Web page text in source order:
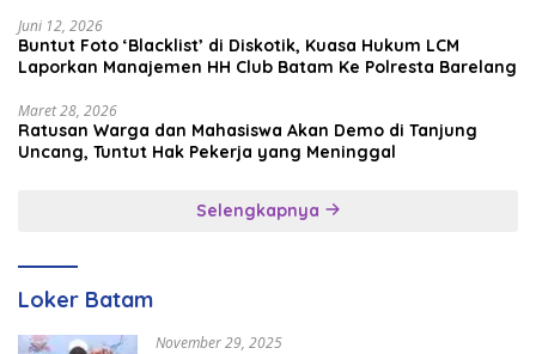
Juni 12, 2026
Buntut Foto ‘Blacklist’ di Diskotik, Kuasa Hukum LCM
Laporkan Manajemen HH Club Batam Ke Polresta Barelang
Maret 28, 2026
Ratusan Warga dan Mahasiswa Akan Demo di Tanjung
Uncang, Tuntut Hak Pekerja yang Meninggal
Selengkapnya
Loker Batam
November 29, 2025